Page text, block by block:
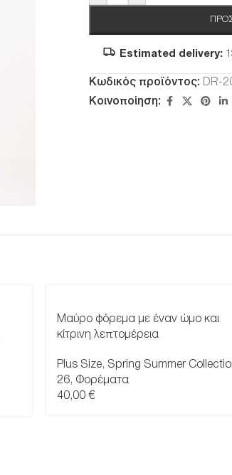
Estimated delivery:
Κωδικός προϊόντος: DR-
Κοινοποίηση:
Μαύρο φόρεμα με έναν ώμο και
κίτρινη λεπτομέρεια
Plus Size, Spring Summer
26, Φορέματα
40,00 €